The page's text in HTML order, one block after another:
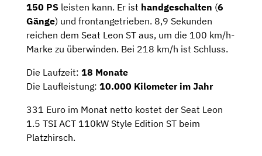
150 PS leisten kann. Er ist handgeschalten (6
Gänge) und frontangetrieben. 8,9 Sekunden
reichen dem Seat Leon ST aus, um die 100 km/h-
Marke zu überwinden. Bei 218 km/h ist Schluss.
Die Laufzeit: 18 Monate
Die Laufleistung: 10.000 Kilometer im Jahr
331 Euro im Monat netto kostet der Seat Leon
1.5 TSI ACT 110kW Style Edition ST beim
Platzhirsch.